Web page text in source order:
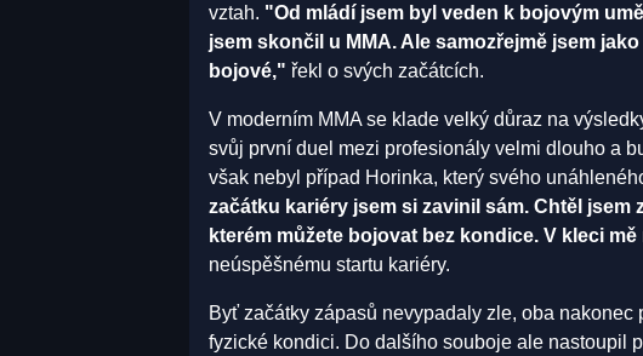
vztah. "Od mládí jsem byl veden k bojovým
jsem skončil u MMA. Ale samozřejmě jsem
bojové," řekl o svých začátcích.
V moderním MMA se klade velký důraz na
svůj první duel mezi profesionály velmi dlouho a
však nebyl případ Horinka, který svého
začátku kariéry jsem si zavinil sám. Chtěl
kterém můžete bojovat bez kondice. V kleci
neúspěšnému startu kariéry.
Byť začátky zápasů nevypadaly zle, oba
fyzické kondici. Do dalšího souboje ale nastoupil